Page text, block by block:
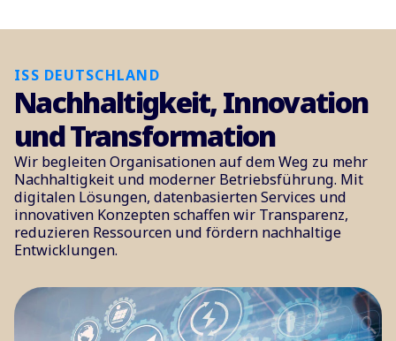
ISS DEUTSCHLAND
Nachhaltigkeit, Innovation
und Transformation
Wir begleiten Organisationen auf dem Weg zu mehr
Nachhaltigkeit und moderner Betriebsführung. Mit
digitalen Lösungen, datenbasierten Services und
innovativen Konzepten schaffen wir Transparenz,
reduzieren Ressourcen und fördern nachhaltige
Entwicklungen.